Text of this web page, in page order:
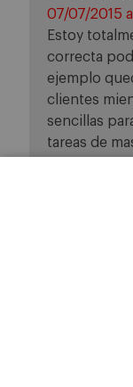
07/07/2015 a
Estoy
correcta
ejemplo
clientes
sencillas
tareas de